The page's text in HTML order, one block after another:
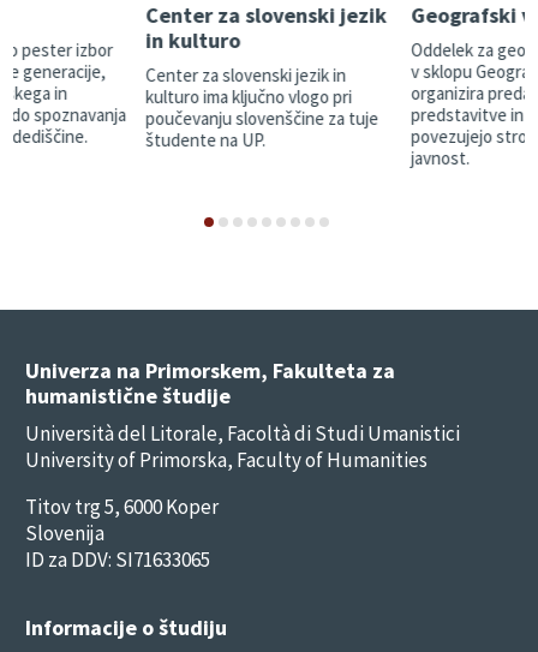
pester izbor
generacije,
in
do spoznavanja
dediščine.
Center za slovenski jezik
in kulturo
Center za slovenski jezik in
kulturo ima ključno vlogo pri
poučevanju slovenščine za tuje
študente na UP.
Geografski
Oddelek za
v sklopu
organizira
predstavitve in
povezujejo
javnost.
Univerza na Primorskem, Fakulteta za
humanistične študije
Università del Litorale, Facoltà di Studi Umanistici
University of Primorska, Faculty of Humanities
Titov trg 5, 6000 Koper
Slovenija
ID za DDV: SI71633065
Informacije o študiju